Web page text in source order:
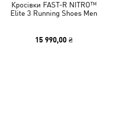
Кросівки FAST-R NITRO™
Elite 3 Running Shoes Men
15 990,00 ₴